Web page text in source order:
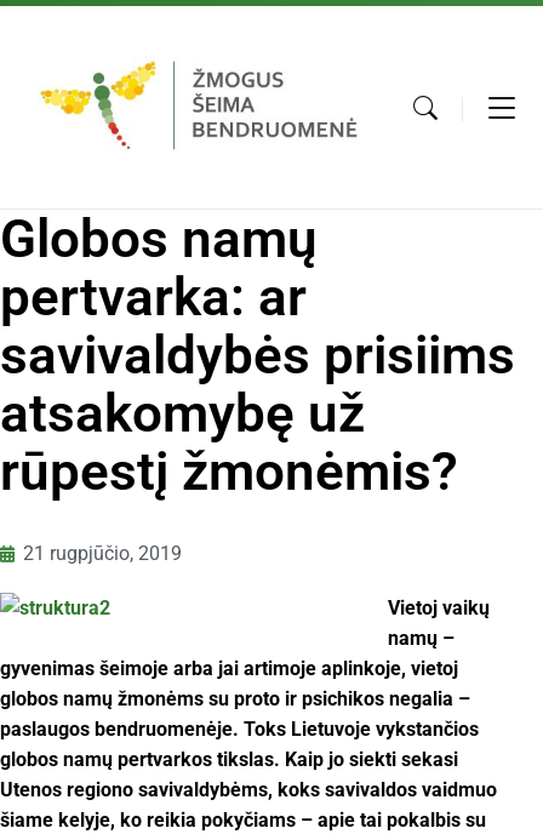
Globos namų
pertvarka: ar
savivaldybės prisiims
atsakomybę už
rūpestį žmonėmis?
21 rugpjūčio, 2019
Vietoj vaikų
namų –
gyvenimas šeimoje arba jai artimoje aplinkoje, vietoj
globos namų žmonėms su proto ir psichikos negalia –
paslaugos bendruomenėje. Toks Lietuvoje vykstančios
globos namų pertvarkos tikslas. Kaip jo siekti sekasi
Utenos regiono savivaldybėms, koks savivaldos vaidmuo
šiame kelyje, ko reikia pokyčiams – apie tai pokalbis su